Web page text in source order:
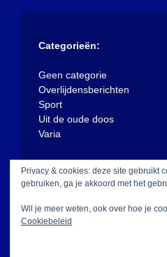
Categorieën:
Geen categorie
Overlijdensberichten
Sport
Uit de oude doos
Varia
Privacy & cookies: deze site gebruikt
gebruiken, ga je akkoord met het
Wil je meer weten, ook over hoe je
Cookiebeleid